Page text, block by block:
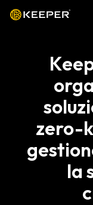
zero-
la